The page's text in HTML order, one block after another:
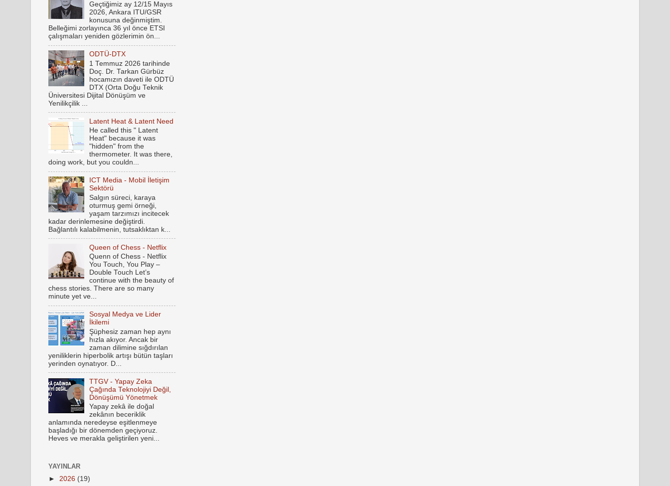
Geçtiğimiz ay 12/15 Mayıs
2026, Ankara ITU/GSR
konusuna değinmiştim.
Belleğimi zorlayınca 36 yıl önce ETSI
çalışmaları yeniden gözlerimin ön...
ODTÜ-DTX
1 Temmuz 2026 tarihinde
Doç. Dr. Tarkan Gürbüz
hocamızın daveti ile ODTÜ
DTX (Orta Doğu Teknik
Üniversitesi Dijital Dönüşüm ve
Yenilikçilik ...
Latent Heat & Latent Need
He called this " Latent
Heat" because it was
"hidden" from the
thermometer. It was there,
doing work, but you couldn...
ICT Media - Mobil İletişim
Sektörü
Salgın süreci, karaya
oturmuş gemi örneği,
yaşam tarzımızı incitecek
kadar derinlemesine değiştirdi.
Bağlantılı kalabilmenin, tutsaklıktan k...
Queen of Chess - Netflix
Quenn of Chess - Netflix
You Touch, You Play –
Double Touch Let’s
continue with the beauty of
chess stories. There are so many
minute yet ve...
Sosyal Medya ve Lider
İkilemi
Şüphesiz zaman hep aynı
hızla akıyor. Ancak bir
zaman dilimine sığdırılan
yeniliklerin hiperbolik artışı bütün taşları
yerinden oynatıyor. D...
TTGV - Yapay Zeka
Çağında Teknolojiyi Değil,
Dönüşümü Yönetmek
Yapay zekâ ile doğal
zekânın beceriklik
anlamında neredeyse eşitlenmeye
başladığı bir dönemden geçiyoruz.
Heves ve merakla geliştirilen yeni...
YAYINLAR
► 2026 (19)